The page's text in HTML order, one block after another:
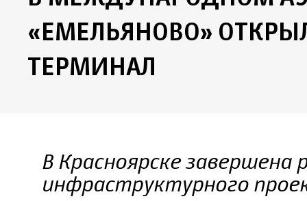
«ЕМЕЛЬЯНОВО»
ТЕРМИНАЛ
В Красноярске завершена
инфраструктурного